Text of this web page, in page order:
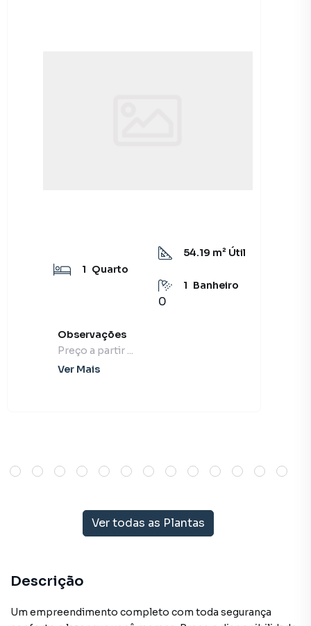
1 Quarto
54.19 m² Útil
1 Banheiro
0
Observações
Preço a partir ...
Ver Mais
Ver todas as Plantas
Descrição
Um empreendimento completo com toda segurança